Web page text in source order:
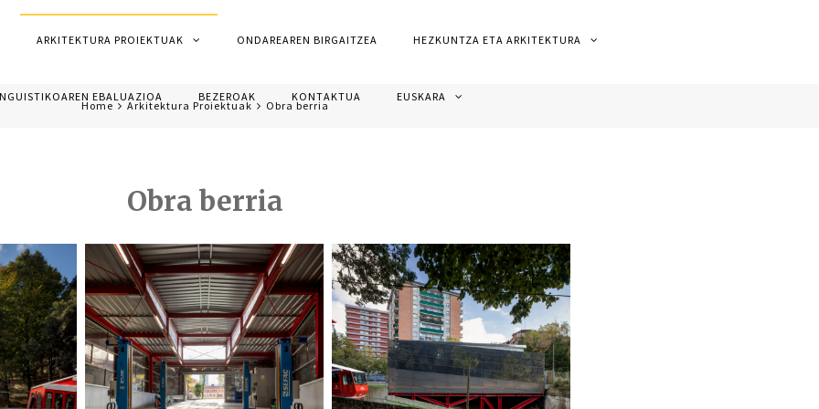
ARKITEKTURA PROIEKTUAK ONDAREAREN BIRGAITZEA HEZKUNTZA ETA ARKITEKTURA
EBALUAZIOA BEZEROAK KONTAKTUA EUSKARA
Home Arkitektura Proiektuak Obra berria
Obra berria